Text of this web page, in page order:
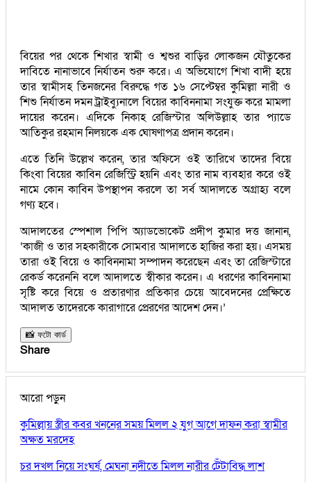
বিয়ের পর থেকে শিখার স্বামী ও শ্বশুর বাড়ির লোকজন যৌতুকের
দাবিতে নানাভাবে নির্যাতন শুরু করে। এ অভিযোগে শিখা বাদী হয়ে
তার স্বামীসহ তিনজনের বিরুদ্ধে গত ১৬ সেপ্টেম্বর কুমিল্লা নারী ও
শিশু নির্যাতন দমন ট্রাইব্যুনালে বিয়ের কাবিননামা সংযুক্ত করে মামলা
দায়ের করেন। এদিকে নিকাহ রেজিস্টার অলিউল্লাহ তার প্যাডে
আতিকুর রহমান নিলয়কে এক ঘোষণাপত্র প্রদান করেন।
এতে তিনি উল্লেখ করেন, তার অফিসে ওই তারিখে তাদের বিয়ে
কিংবা বিয়ের কাবিন রেজিস্ট্রি হয়নি এবং তার নাম ব্যবহার করে ওই
নামে কোন কাবিন উপস্থাপন করলে তা সর্ব আদালতে অগ্রাহ্য বলে
গণ্য হবে।
আদালতের স্পেশাল পিপি অ্যাডভোকেট প্রদীপ কুমার দত্ত জানান,
‘কাজী ও তার সহকারীকে সোমবার আদালতে হাজির করা হয়। এসময়
তারা ওই বিয়ে ও কাবিননামা সম্পাদন করেছেন এবং তা রেজিস্টারে
রেকর্ড করেননি বলে আদালতে স্বীকার করেন। এ ধরণের কাবিননামা
সৃষ্টি করে বিয়ে ও প্রতারণার প্রতিকার চেয়ে আবেদনের প্রেক্ষিতে
আদালত তাদেরকে কারাগারে প্রেরণের আদেশ দেন।’
📸 ফটো কার্ড
Share
আরো পড়ুন
কুমিল্লায় স্ত্রীর কবর খননের সময় মিলল ২ যুগ আগে দাফন করা স্বামীর
অক্ষত মরদেহ
চর দখল নিয়ে সংঘর্ষ, মেঘনা নদীতে মিলল নারীর টেঁটাবিদ্ধ লাশ